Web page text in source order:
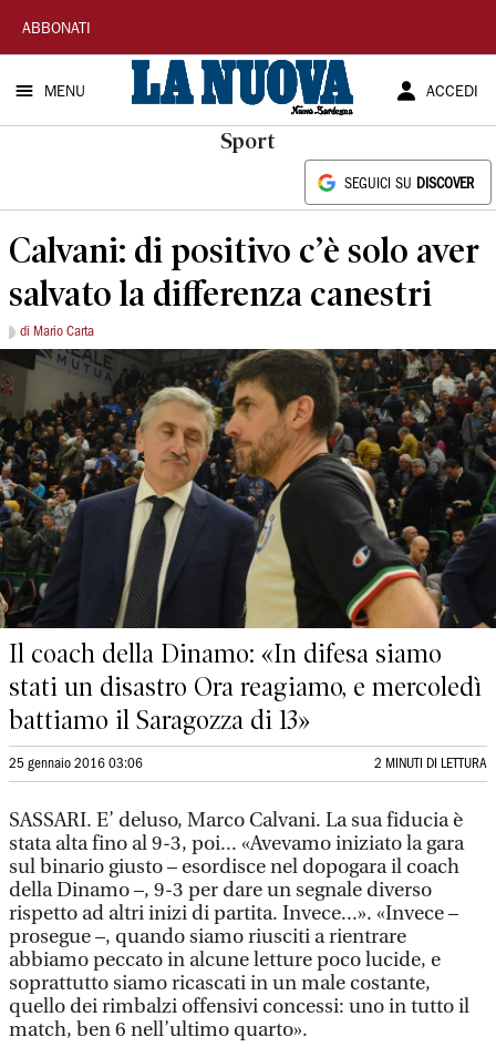
La
Nuova
Sardegna
ABBONATI
MENU ACCEDI
Sport
SEGUICI SU DISCOVER
Calvani: di positivo c’è solo aver
salvato la differenza canestri
di Mario Carta
Il coach della Dinamo: «In difesa siamo
stati un disastro Ora reagiamo, e mercoledì
battiamo il Saragozza di 13»
25 gennaio 2016 03:06 2 MINUTI DI LETTURA
SASSARI. E’ deluso, Marco Calvani. La sua fiducia è
stata alta fino al 9-3, poi... «Avevamo iniziato la gara
sul binario giusto – esordisce nel dopogara il coach
della Dinamo –, 9-3 per dare un segnale diverso
rispetto ad altri inizi di partita. Invece...». «Invece –
prosegue –, quando siamo riusciti a rientrare
abbiamo peccato in alcune letture poco lucide, e
soprattutto siamo ricascati in un male costante,
quello dei rimbalzi offensivi concessi: uno in tutto il
match, ben 6 nell’ultimo quarto».